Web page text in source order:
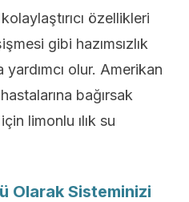
özellikleri
gibi hazımsızlık
olur. Amerikan
bağırsak
limonlu ılık su
Olarak Sisteminizi